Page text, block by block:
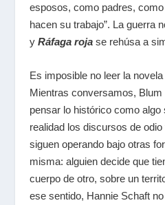
esposos, como padres,
hacen su trabajo”. La guerra
y Ráfaga rojase rehúsa a
Es imposible no leer la
Mientras conversamos,
pensar lo histórico como algo
realidad los discursos de
siguen operando bajo otras
misma: alguien decide que
cuerpo de otro, sobre un
ese sentido, Hannie Schaft